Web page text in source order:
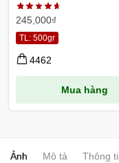
245,000₫
Mua hàng
TL: 500gr
4462
Ảnh Mô tả Thông